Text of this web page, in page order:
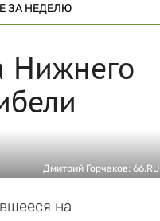
ЗА НЕДЕЛЮ
Нижнего
Дмитрий Горчаков; 66.RU
на